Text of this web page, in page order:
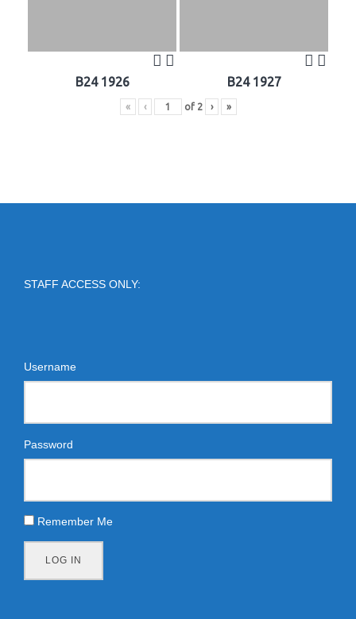
B24 1926 B24 1927
« ‹ of 2 › »
STAFF ACCESS ONLY:
Username
Password
Remember Me
LOG IN